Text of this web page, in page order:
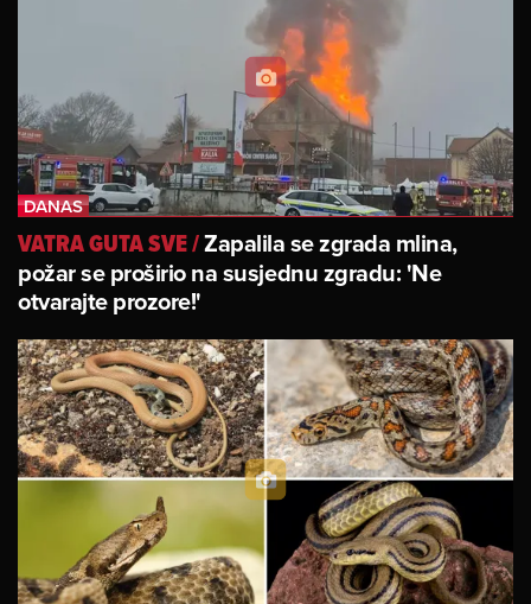
VATRA GUTA SVE/Zapalila se zgrada mlina,
požar se proširio na susjednu zgradu: 'Ne
otvarajte prozore!'